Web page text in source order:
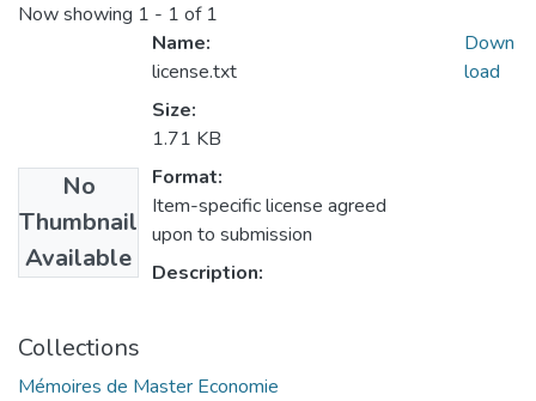
Now showing 1 - 1 of 1
No
Thumbnail
Available
Name:
license.txt
Size:
1.71 KB
Format:
Item-specific license agreed
upon to submission
Description:
Down
load
Collections
Mémoires de Master Economie